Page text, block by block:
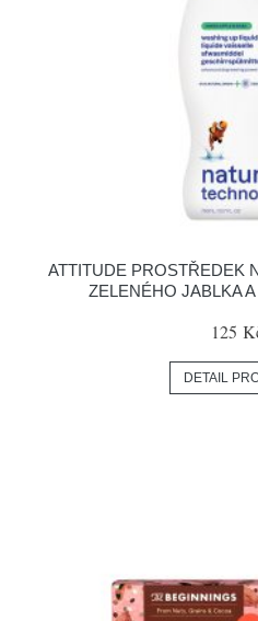
ATTITUDE PROSTŘEDEK
ZELENÉHO JABLKA
125
DETAIL